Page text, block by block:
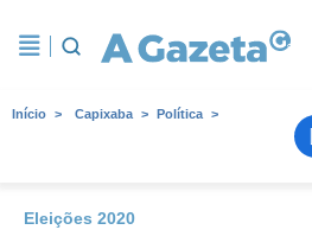
Início Capixaba Política
Eleições 2020